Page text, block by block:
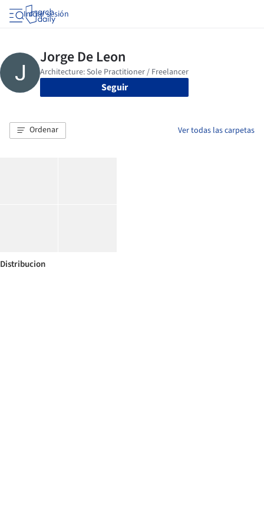
Iniciar sesión
Seguir
Ordenar Ver todas las carpetas
Distribucion